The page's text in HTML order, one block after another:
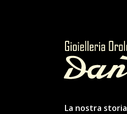
La nostra storia